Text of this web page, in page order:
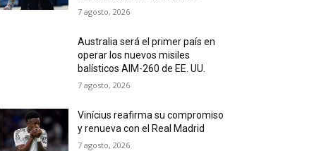
7 agosto, 2026
Australia será el primer país en
operar los nuevos misiles
balísticos AIM-260 de EE. UU.
7 agosto, 2026
Vinícius reafirma su compromiso
y renueva con el Real Madrid
7 agosto, 2026